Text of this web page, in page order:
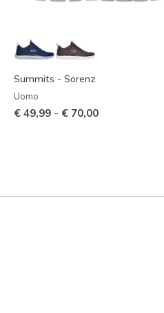
Summits - Sorenz
Uomo
€ 49,99 - € 70,00